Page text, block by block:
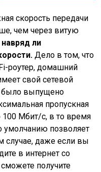
скорость передачи
чем через витую
ли
Дело в том, что
роутер, домашний
свой сетевой
было выпущено
пропускная
100 Мбит/c, в то время
умолчанию позволяет
случае, даже если вы
в интернет со
получите